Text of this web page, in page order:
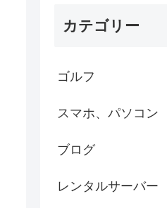
カテゴリー
ゴルフ
スマホ、パソコン
ブログ
レンタルサーバー